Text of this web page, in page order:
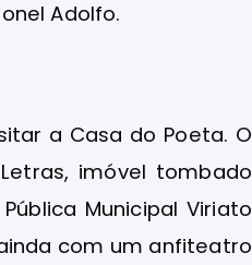
Adolfo.
a Casa do Poeta. O
imóvel tombado
Municipal Viriato
com um anfiteatro